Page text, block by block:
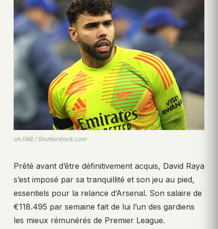
ph.FAB / Shutterstock.com
Prêté avant d’être définitivement acquis, David Raya
s’est imposé par sa tranquillité et son jeu au pied,
essentiels pour la relance d’Arsenal. Son salaire de
€118.495 par semaine fait de lui l’un des gardiens
les mieux rémunérés de Premier League.